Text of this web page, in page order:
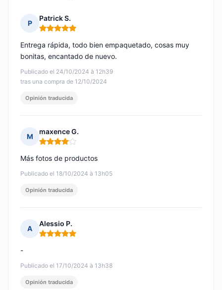
P
Patrick S.
Nota: 5 de 5
Publicado el 24/10/2024 à 12h39
tras una compra de 12/10/2024
Entrega rápida, todo bien empaquetado, cosas muy
bonitas, encantado de nuevo.
Opinión traducida
M
maxence G.
Nota: 4 de 5
Publicado el 18/10/2024 à 13h05
Más fotos de productos
Opinión traducida
A
Alessio P.
Nota: 5 de 5
Publicado el 17/10/2024 à 13h38
-
Opinión traducida